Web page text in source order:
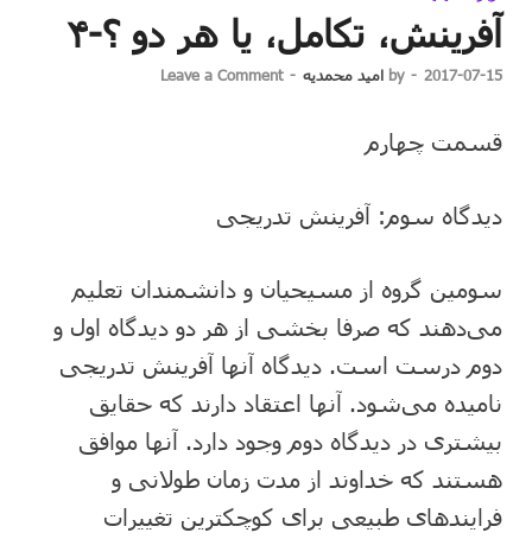
آفرینش، تکامل، یا هر دو ؟-۴
2017-07-15
-
by امید محمدیه -
Leave a Comment
قسمت چهارم
دیدگاه سوم: آفرینش تدریجی
سومین گروه از مسیحیان و دانشمندان تعلیم
می‌دهند که صرفا بخشی از هر دو دیدگاه اول و
دوم درست است. دیدگاه آنها آفرینش تدریجی
نامیده می‌شود. آنها اعتقاد دارند که حقایق
بیشتری در دیدگاه دوم وجود دارد. آنها موافق
هستند که خداوند از مدت زمان طولانی و
فرایندهای طبیعی برای کوچکترین تغییرات